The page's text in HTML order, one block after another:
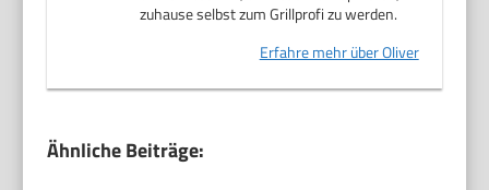
zuhause selbst zum Grillprofi zu werden.
Erfahre mehr über Oliver
Ähnliche Beiträge: